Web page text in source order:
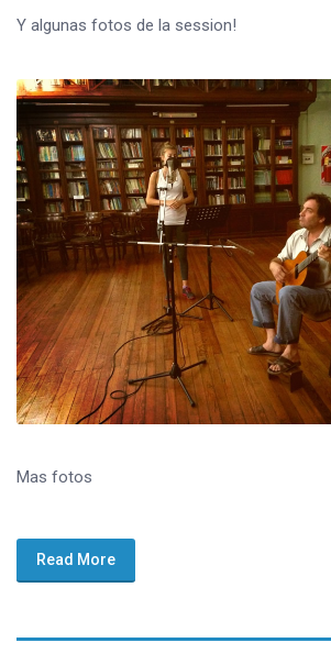
Y algunas fotos de la session!
Mas fotos
Read More